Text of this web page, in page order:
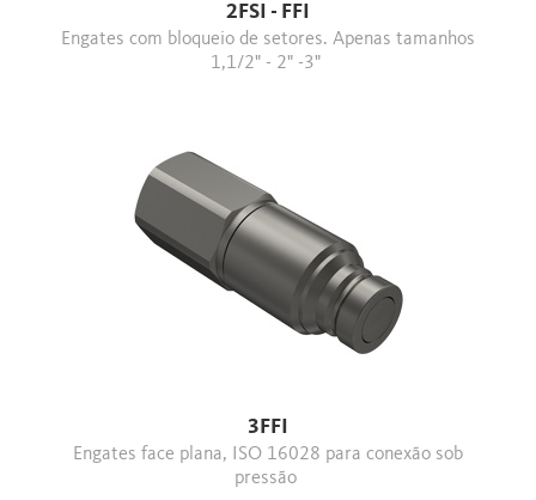
2FSI - FFI
Engates com bloqueio de setores. Apenas tamanhos
1,1/2" - 2" -3"
3FFI
Engates face plana, ISO 16028 para conexão sob
pressão